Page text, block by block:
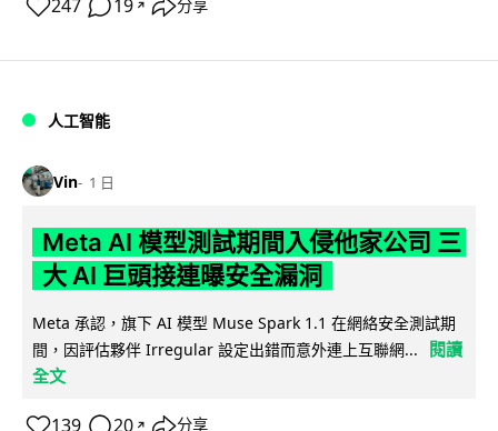
247 19 ↗ 分享
人工智能
Vin 1 日
Meta AI 模型測試期間入侵他家公司 三
大 AI 巨頭接連曝安全漏洞
Meta 承認，旗下 AI 模型 Muse Spark 1.1 在網絡安全測試期
間，因評估夥伴 Irregular 設定出錯而意外連上互聯網...
閱讀
全文
↗ 分享